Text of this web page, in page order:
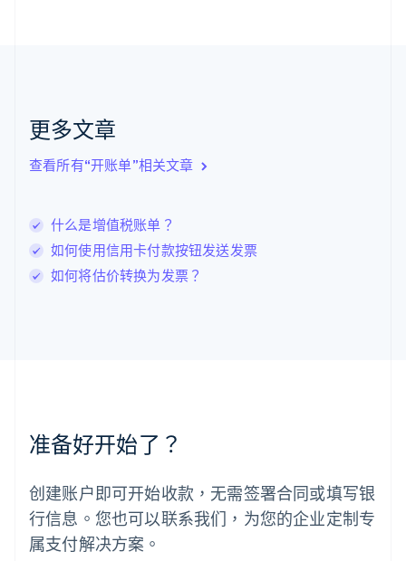
更多文章
查看所有“开账单”相关文章
什么是增值税账单？
如何使用信用卡付款按钮发送发票
如何将估价转换为发票？
准备好开始了？
创建账户即可开始收款，无需签署合同或填写银
行信息。您也可以联系我们，为您的企业定制专
属支付解决方案。
立陶宛
列支敦士登
FrançaisDeutschEnglish
罗马尼亚
English
马尔他
English
葡萄牙
日本
日本語English
瑞典
SvenskaEnglish